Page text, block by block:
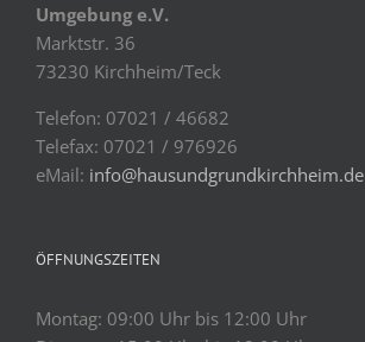
Umgebung e.V.
Marktstr. 36
73230 Kirchheim/Teck
Telefon: 07021 / 46682
Telefax: 07021 / 976926
eMail: info@hausundgrundkirchheim.de
ÖFFNUNGSZEITEN
Montag: 09:00 Uhr bis 12:00 Uhr